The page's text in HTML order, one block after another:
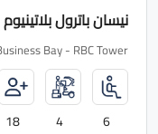
نيسان باترول بلاتينيوم
Bay - RBC Tower
6
4
18